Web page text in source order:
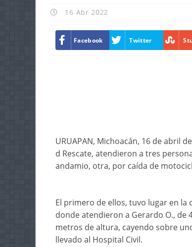
16 Abr 2022
Facebook Twitter
URUAPAN, Michoacán, 16 de abril
d Rescate, atendieron a tres
andamio, otra, por caída de
El primero de ellos, tuvo lugar en la
donde atendieron a Gerardo O., de
metros de altura, cayendo sobre
llevado al Hospital Civil.